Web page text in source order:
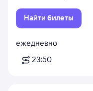
Найти билеты
ежедневно
23:50